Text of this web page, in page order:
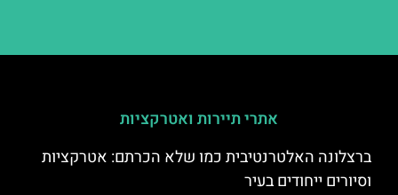
אתרי תיירות ואטרקציות
ברצלונה האלטרנטיבית כמו שלא הכרתם: אטרקציות
וסיורים ייחודים בעיר